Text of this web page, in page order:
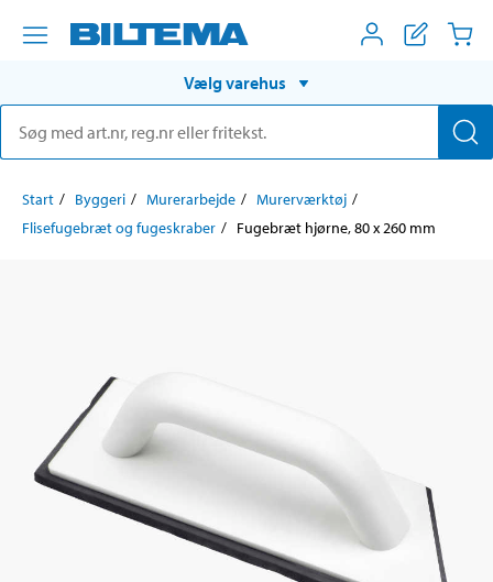
Vælg varehus
Start Byggeri Murerarbejde
Murerværktøj
Flisefugebræt og fugeskraber
Fugebræt hjørne, 80 x 260 mm